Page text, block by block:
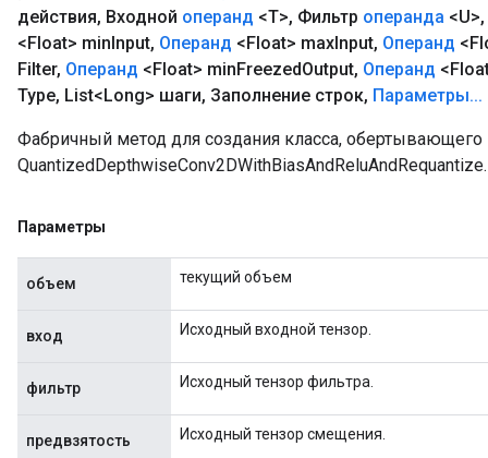
действия, Входной операнд <T>, Фильтр операнда <U>,
<Float> minInput, Операнд <Float> maxInput, Операнд
Filter, Операнд <Float> minFreezedOutput, Операнд
Type, List<Long> шаги, Заполнение строк, Параметры...
Фабричный метод для создания класса,
QuantizedDepthwiseConv2DWithBiasAndReluAndRequantize.
Параметры
объем текущий объем
вход Исходный входной тензор.
фильтр Исходный тензор фильтра.
предвзятость Исходный тензор смещения.